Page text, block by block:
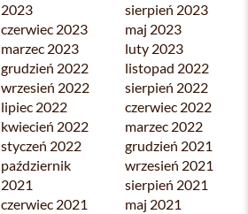
2023
sierpień 2023
czerwiec 2023
maj 2023
marzec 2023
luty 2023
grudzień 2022
listopad 2022
wrzesień 2022
sierpień 2022
lipiec 2022
czerwiec 2022
kwiecień 2022
marzec 2022
styczeń 2022
grudzień 2021
październik
2021
wrzesień 2021
sierpień 2021
czerwiec 2021
maj 2021